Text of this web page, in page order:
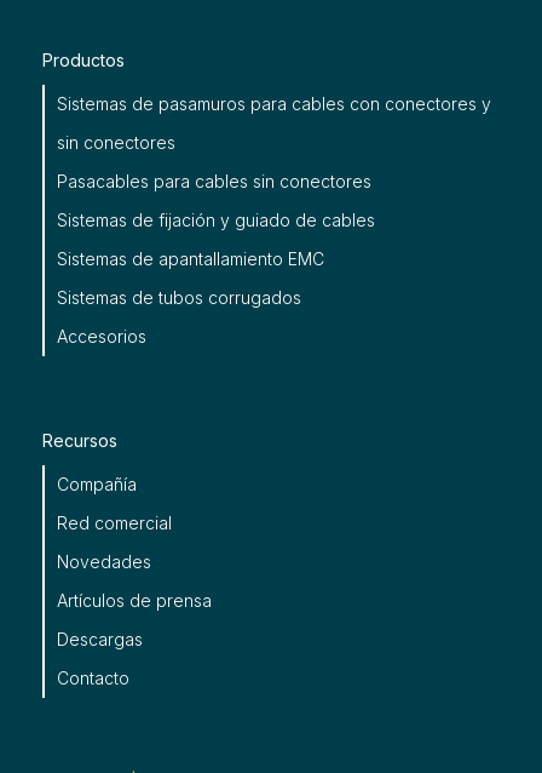
Productos
Sistemas de pasamuros para cables con conectores y
sin conectores
Pasacables para cables sin conectores
Sistemas de fijación y guiado de cables
Sistemas de apantallamiento EMC
Sistemas de tubos corrugados
Accesorios
Recursos
Compañía
Red comercial
Novedades
Artículos de prensa
Descargas
Contacto